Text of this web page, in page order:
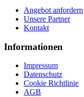
Angebot anfordern
Unsere Partner
Kontakt
Informationen
Impressum
Datenschutz
Cookie Richtlinie
AGB